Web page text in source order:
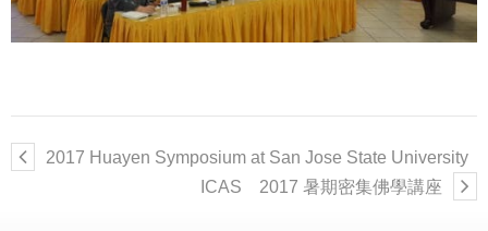
2017 Huayen Symposium at San Jose State University
ICAS 2017 暑期密集佛學講座